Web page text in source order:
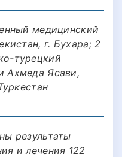
медицинский
г. Бухара; 2
турецкий
Ахмеда Ясави,
результаты
и лечения 122